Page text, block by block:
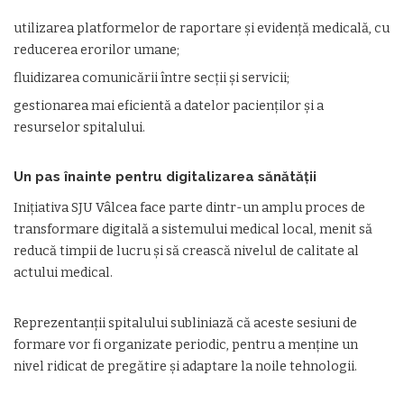
utilizarea platformelor de raportare și evidență medicală, cu
reducerea erorilor umane;
fluidizarea comunicării între secții și servicii;
gestionarea mai eficientă a datelor pacienților și a
resurselor spitalului.
Un pas înainte pentru digitalizarea sănătății
Inițiativa SJU Vâlcea face parte dintr-un amplu proces de
transformare digitală a sistemului medical local, menit să
reducă timpii de lucru și să crească nivelul de calitate al
actului medical.
Reprezentanții spitalului subliniază că aceste sesiuni de
formare vor fi organizate periodic, pentru a menține un
nivel ridicat de pregătire și adaptare la noile tehnologii.